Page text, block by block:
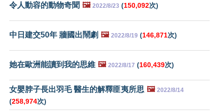
令人動容的動物奇聞 🖼️ 2022/8/23 (150,092次)
中日建交50年 牆國出鬧劇 🖼️ 2022/8/19 (146,871次)
她在歐洲能讀到我的思維 🖼️ 2022/8/17 (160,439次)
女嬰脖子長出羽毛 醫生的解釋匪夷所思 🖼️ 2022/8/14
(258,974次)